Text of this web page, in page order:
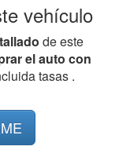
vehículo
de este
el auto con
tasas .